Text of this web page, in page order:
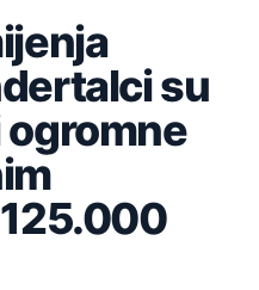
su
ogromne